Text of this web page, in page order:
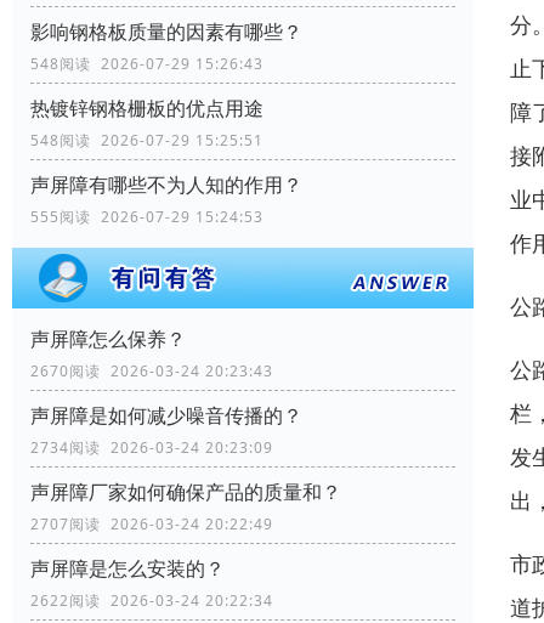
影响钢格板质量的因素有哪些？
548阅读 2026-07-29 15:26:43
热镀锌钢格栅板的优点用途
548阅读 2026-07-29 15:25:51
声屏障有哪些不为人知的作用？
555阅读 2026-07-29 15:24:53
声屏障怎么保养？
2670阅读 2026-03-24 20:23:43
声屏障是如何减少噪音传播的？
2734阅读 2026-03-24 20:23:09
声屏障厂家如何确保产品的质量和？
2707阅读 2026-03-24 20:22:49
声屏障是怎么安装的？
2622阅读 2026-03-24 20:22:34
分
止
障
接
业
作
公
公
栏
发
出
市
道